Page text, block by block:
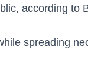
according to
spreading